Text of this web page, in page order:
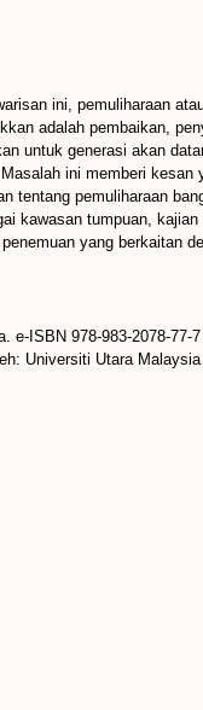
ini, pemuliharaan
adalah pembaikan,
untuk generasi akan
ini memberi kesan
tentang pemuliharaan
kawasan tumpuan,
yang berkaitan
e-ISBN 978-983-2078-77-
Universiti Utara